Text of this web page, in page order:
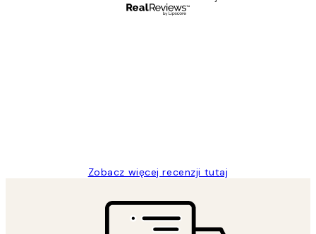
Zobacz więcej recenzji tutaj